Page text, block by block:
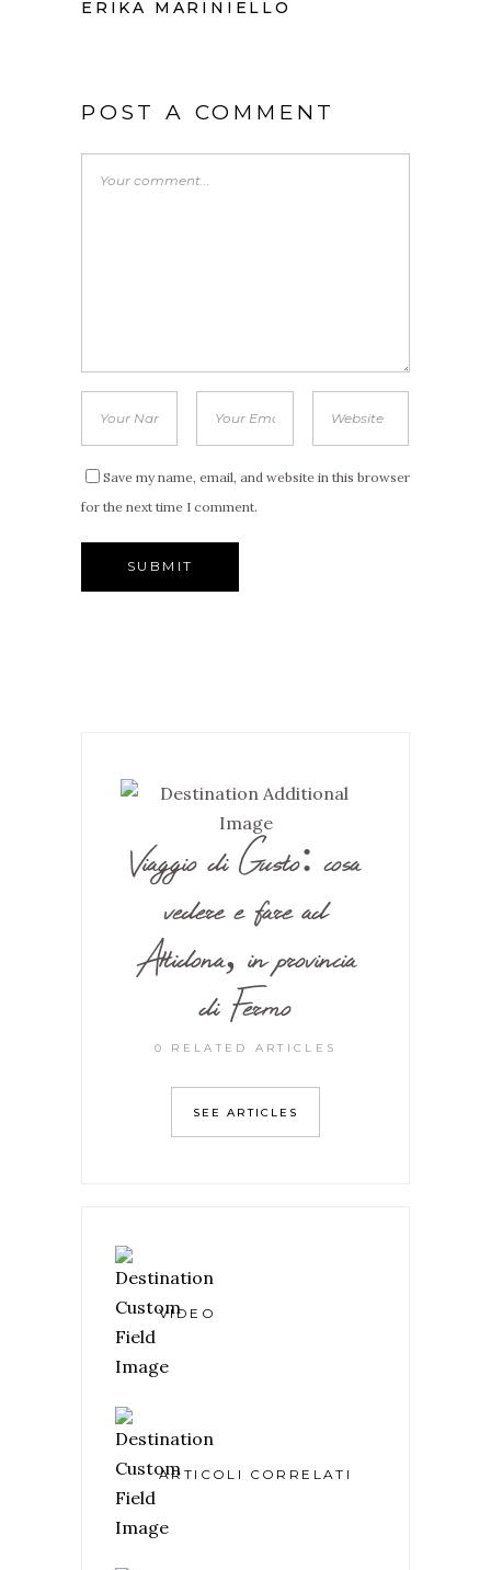
ERIKA MARINIELLO
POST A COMMENT
Save my name, email, and website in this browser
for the next time I comment.
Viaggio di Gusto: cosa
vedere e fare ad
Altidona, in provincia
di Fermo
0 RELATED ARTICLES
SEE ARTICLES
VIDEO
ARTICOLI CORRELATI